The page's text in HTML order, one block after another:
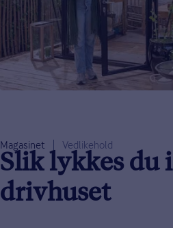
Magasinet Vedlikehold
Slik lykkes du i
drivhuset